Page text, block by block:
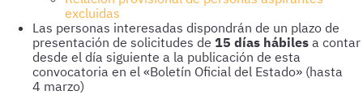
excluidas
Las personas interesadas dispondrán de un plazo de
presentación de solicitudes de 15 días hábiles a contar
desde el día siguiente a la publicación de esta
convocatoria en el «Boletín Oficial del Estado» (hasta
4 marzo)